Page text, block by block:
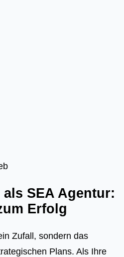
SEA Agentur:
Erfolg
Zufall, sondern das
Plans. Als Ihre